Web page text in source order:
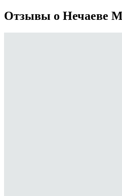
Отзывы о Нечаеве